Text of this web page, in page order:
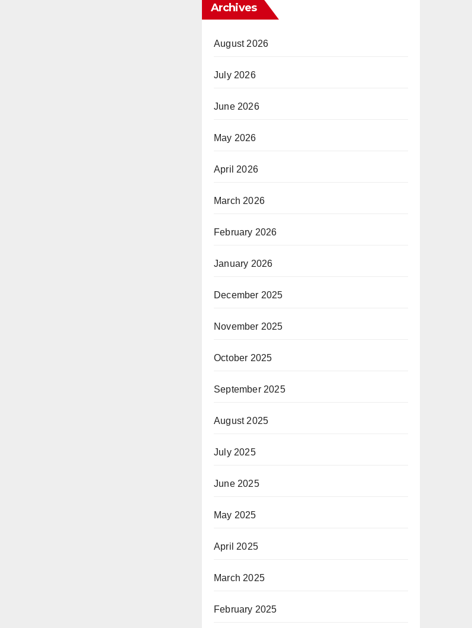
Archives
August 2026
July 2026
June 2026
May 2026
April 2026
March 2026
February 2026
January 2026
December 2025
November 2025
October 2025
September 2025
August 2025
July 2025
June 2025
May 2025
April 2025
March 2025
February 2025